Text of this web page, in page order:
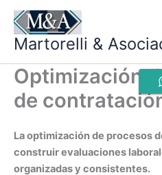
contenido
Martorelli &
Optimización
de
La optimización de procesos
construir evaluaciones
organizadas y consistentes.